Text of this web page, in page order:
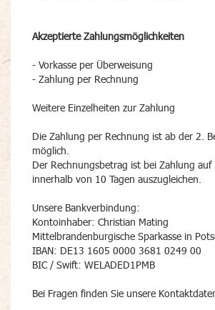
Akzeptierte Zahlungsmöglichkeiten
- Vorkasse per Überweisung
- Zahlung per Rechnung
Weitere Einzelheiten zur Zahlung
Die Zahlung per Rechnung ist ab der 2.
möglich.
Der Rechnungsbetrag ist bei Zahlung auf
innerhalb von 10 Tagen auszugleichen.
Unsere Bankverbindung:
Kontoinhaber: Christian Mating
Mittelbrandenburgische Sparkasse in
IBAN: DE13 1605 0000 3681 0249 00
BIC / Swift: WELADED1PMB
Bei Fragen finden Sie unsere